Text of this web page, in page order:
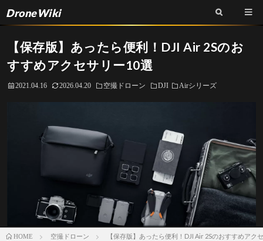
DroneWiki
【保存版】あったら便利！DJI Air 2Sのお
すすめアクセサリー10選
2021.04.16 2026.04.20 空撮ドローン DJI Airシリーズ
HOME 空撮ドローン 【保存版】あったら便利！DJI Air 2Sのおすすめアク